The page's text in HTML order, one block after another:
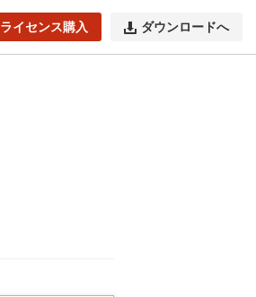
ライセンス購入 ダウンロードへ